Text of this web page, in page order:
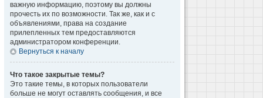
важную информацию, поэтому вы должны
прочесть их по возможности. Так же, как и с
объявлениями, права на создание
прилепленных тем предоставляются
администратором конференции.
Вернуться к началу
Что такое закрытые темы?
Это такие темы, в которых пользователи
больше не могут оставлять сообщения, и все